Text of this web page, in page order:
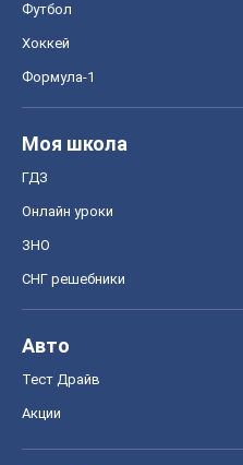
Футбол
Хоккей
Формула-1
Моя школа
ГДЗ
Онлайн уроки
ЗНО
СНГ решебники
Авто
Тест Драйв
Акции